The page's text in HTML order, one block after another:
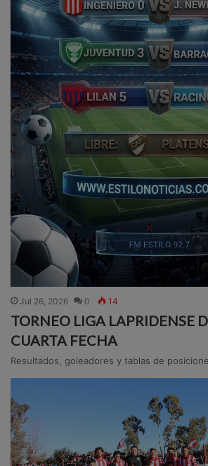
Jul 26, 2026 0 14
TORNEO LIGA LAPRIDENSE
CUARTA FECHA
Resultados, goleadores y tablas de